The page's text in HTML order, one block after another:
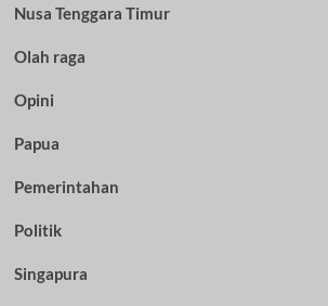
Nusa Tenggara Timur
Olah raga
Opini
Papua
Pemerintahan
Politik
Singapura